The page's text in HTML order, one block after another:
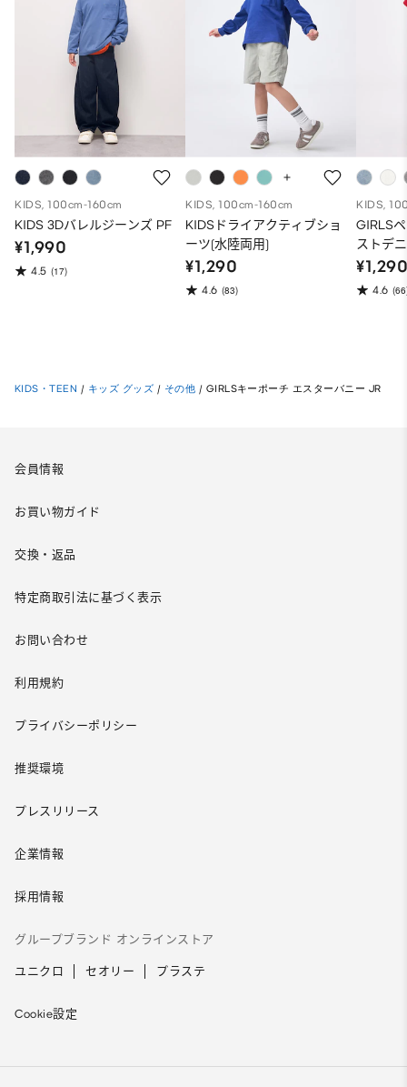
KIDS, 100cm-160cm
KIDS 3Dバレルジーンズ PF
¥1,990
4.5 (17)
KIDS, 100cm-160cm
KIDSドライアクティブショ
ーツ(水陸両用)
¥1,290
4.6 (83)
KIDS,
GIRLS
ストデ
4.6
KIDS・TEEN / キッズ グッズ / その他 / GIRLSキーポーチ エスターバニー JR
会員情報
お買い物ガイド
交換・返品
特定商取引法に基づく表示
お問い合わせ
利用規約
プライバシーポリシー
推奨環境
プレスリリース
企業情報
採用情報
グループブランド オンラインストア
ユニクロ セオリー プラステ
Cookie設定